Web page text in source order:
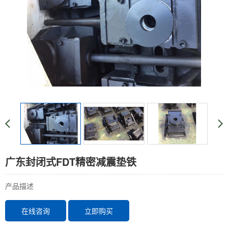
广东封闭式FDT精密减震垫铁
产品描述
在线咨询 立即购买